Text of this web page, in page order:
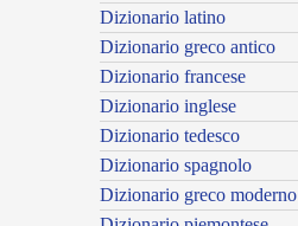
Dizionario latino
Dizionario greco antico
Dizionario francese
Dizionario inglese
Dizionario tedesco
Dizionario spagnolo
Dizionario greco moderno